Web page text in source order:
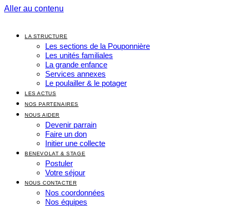
Aller au contenu
LA STRUCTURE
Les sections de la Pouponnière
Les unités familiales
La grande enfance
Services annexes
Le poulailler & le potager
LES ACTUS
NOS PARTENAIRES
NOUS AIDER
Devenir parrain
Faire un don
Initier une collecte
BENEVOLAT & STAGE
Postuler
Votre séjour
NOUS CONTACTER
Nos coordonnées
Nos équipes